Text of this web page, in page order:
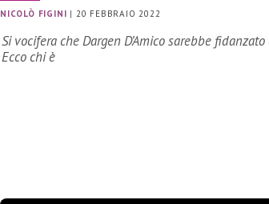
NICOLÒ FIGINI | 20 FEBBRAIO 2022
Si vocifera che Dargen D’Amico sarebbe
Ecco chi è